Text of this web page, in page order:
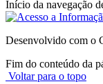
Início da navegação
Desenvolvido com o
Fim do conteúdo da
Voltar para o topo